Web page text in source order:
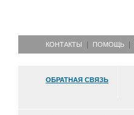
КОНТАКТЫ ПОМОЩЬ
ОБРАТНАЯ СВЯЗЬ